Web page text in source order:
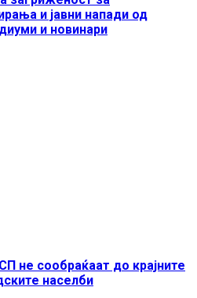
и јавни напади од
и новинари
не сообраќаат до крајните
населби